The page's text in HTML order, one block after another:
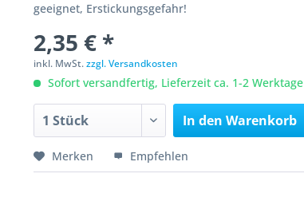
geeignet, Erstickungsgefahr!
2,35 € *
inkl. MwSt.zzgl. Versandkosten
Sofort versandfertig, Lieferzeit ca. 1-2 Werktage
In den Warenkorb
Merken Empfehlen